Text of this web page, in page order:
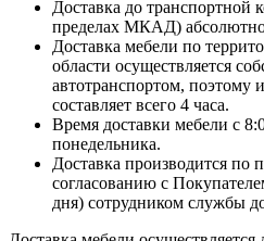
Доставка до транспортной
пределах МКАД) абсолютно
Доставка мебели по
области осуществляется
автотранспортом, поэтому
составляет всего 4 часа.
Время доставки мебели с
понедельника.
Доставка производится по
согласованию с
дня) сотрудником службы